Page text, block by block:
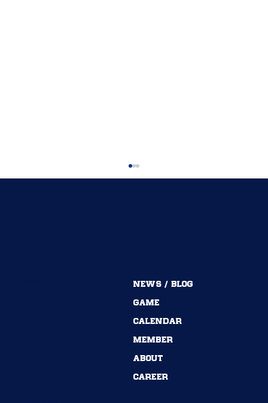
54期→55期｜ありがとうございました！
NEWS / BLOG
GAME
CALENDAR
MEMBER
ABOUT
CAREER